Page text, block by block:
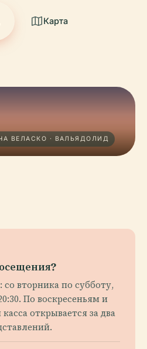
Карта
ВЕЛАСКО · ВАЛЬЯДОЛИД
вторника по субботу,
По воскресеньям и
открывается за два